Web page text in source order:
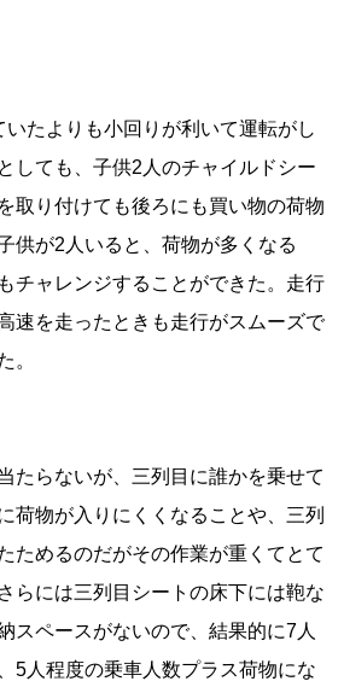
たよりも小回りが利いて運転がし
しても、子供2人のチャイルドシー
取り付けても後ろにも買い物の荷物
供が2人いると、荷物が多くなる
チャレンジすることができた。走行
速を走ったときも走行がスムーズで
。
たらないが、三列目に誰かを乗せて
荷物が入りにくくなることや、三列
ためるのだがその作業が重くてとて
らには三列目シートの床下には鞄な
スペースがないので、結果的に7人
5人程度の乗車人数プラス荷物にな